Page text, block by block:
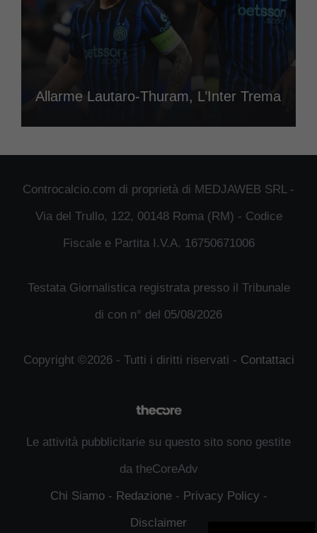
Allarme Lautaro-Thuram, L’Inter Trema
Controcalcio.com di proprietà di MEDJAWEB SRL -
Via del Trullo, 122, 00148 Roma (RM) - Codice
Fiscale e Partita I.V.A. 16750671006
Testata Giornalistica registrata presso il Tribunale
di con n° del 05/08/2026
Copyright ©2026 - Tutti i diritti riservati - Contattaci
Le attività pubblicitarie su questo sito sono gestite
da theCoreAdv
Chi Siamo- Redazione- Privacy Policy -
Disclaimer